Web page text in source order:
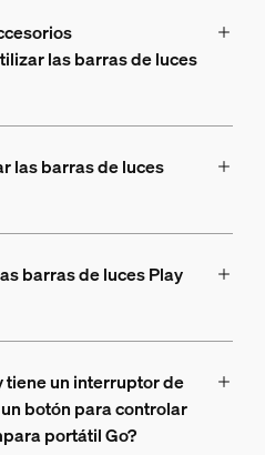
las barras de luces
las barras de luces
barras de luces Play
tiene un interruptor de
botón para controlar
portátil Go?